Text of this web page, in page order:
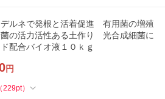
デルネで発根と活着促進 有用菌の増殖
菌の活力活性ある土作り 光合成細菌に
配合バイオ液１０ｋｇ
円
（229pt）